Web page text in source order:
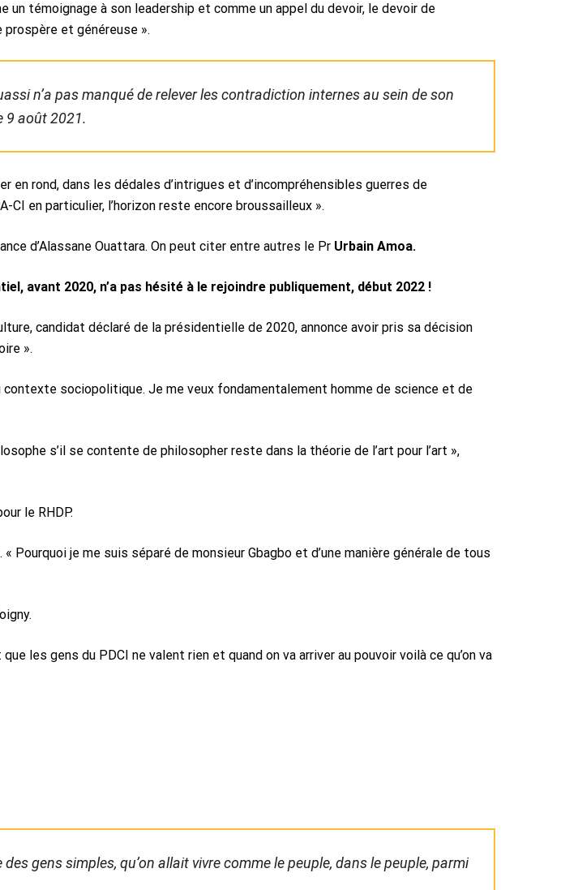
témoignage à son leadership et comme un appel du devoir, le devoir de
prospère et généreuse ».
n’a pas manqué de relever les contradiction internes au sein de son
9 août 2021.
rond, dans les dédales d’intrigues et d’incompréhensibles guerres de
en particulier, l’horizon reste encore broussailleux ».
d’Alassane Ouattara. On peut citer entre autres le Pr Urbain Amoa.
avant 2020, n’a pas hésité à le rejoindre publiquement, début 2022 !
candidat déclaré de la présidentielle de 2020, annonce avoir pris sa décision
».
sociopolitique. Je me veux fondamentalement homme de science et de
s’il se contente de philosopher reste dans la théorie de l’art pour l’art »,
le RHDP.
Pourquoi je me suis séparé de monsieur Gbagbo et d’une manière générale de tous
les gens du PDCI ne valent rien et quand on va arriver au pouvoir voilà ce qu’on va
gens simples, qu’on allait vivre comme le peuple, dans le peuple, parmi